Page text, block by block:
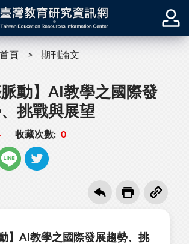
首頁 期刊論文
脈動】AI教學之國際發
挑戰與展望
收藏次數: 0
】AI教學之國際發展趨勢、挑